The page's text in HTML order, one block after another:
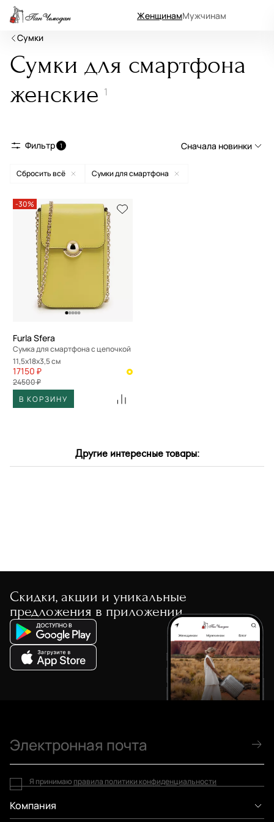
ЖенщинамМужчинам
Сумки
Сумки для смартфона
женские 1
Фильтр 1 Сначала новинки
Сначала новинки
Сбросить всё Сумки для смартфона
-30%
Furla Sfera
Сумка для смартфона с цепочкой
11,5x18x3,5 см
17150 ₽
24500 ₽
В КОРЗИНУ
Другие интересные товары:
Скидки, акции и уникальные
предложения в приложении
Компания
Я принимаю правила политики конфиденциальности